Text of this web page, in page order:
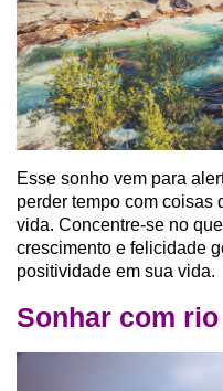
Esse sonho vem para
perder tempo com coisas
vida. Concentre-se no
crescimento e felicidade
positividade em sua vida.
Sonhar com